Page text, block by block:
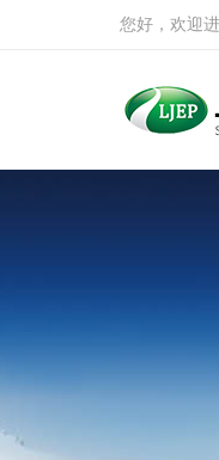
您好，欢迎